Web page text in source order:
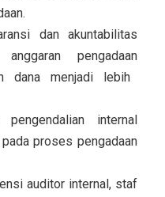
dan akuntabilitas
pengadaan
dana menjadi lebih
internal
proses pengadaan
auditor internal, staf